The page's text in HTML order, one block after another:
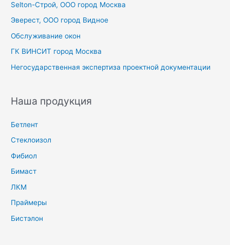
:Selton-Строй, OOO город Москва
Эверест, ООО город Видное
Обслуживание окон
ГК ВИНСИТ город Москва
Негосударственная экспертиза проектной документации
Наша продукция
Бетлент
Стеклоизол
Фибиол
Бимаст
ЛКМ
Праймеры
Бистэлон